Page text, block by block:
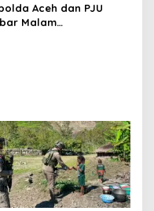
Aceh dan PJU
Malam